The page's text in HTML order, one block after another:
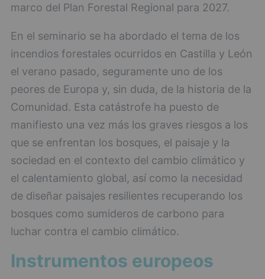
marco del Plan Forestal Regional para 2027.
En el seminario se ha abordado el tema de los
incendios forestales ocurridos en Castilla y León
el verano pasado, seguramente uno de los
peores de Europa y, sin duda, de la historia de la
Comunidad. Esta catástrofe ha puesto de
manifiesto una vez más los graves riesgos a los
que se enfrentan los bosques, el paisaje y la
sociedad en el contexto del cambio climático y
el calentamiento global, así como la necesidad
de diseñar paisajes resilientes recuperando los
bosques como sumideros de carbono para
luchar contra el cambio climático.
Instrumentos europeos